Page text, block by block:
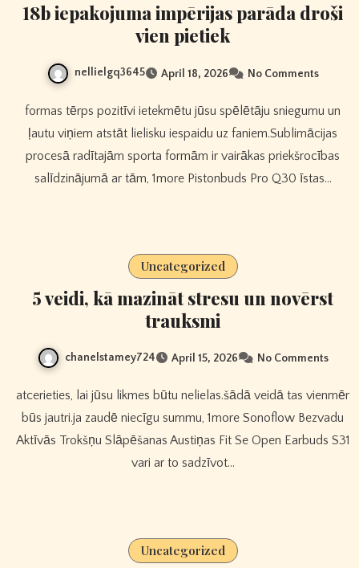
18b iepakojuma impērijas parāda droši
vien pietiek
nellielgq3645 April 18, 2026 No Comments
formas tērps pozitīvi ietekmētu jūsu spēlētāju sniegumu un
ļautu viņiem atstāt lielisku iespaidu uz faniem.Sublimācijas
procesā radītajām sporta formām ir vairākas priekšrocības
salīdzinājumā ar tām, 1more Pistonbuds Pro Q30 īstas…
Uncategorized
5 veidi, kā mazināt stresu un novērst
trauksmi
chanelstamey724 April 15, 2026 No Comments
atcerieties, lai jūsu likmes būtu nelielas.šādā veidā tas vienmēr
būs jautri.ja zaudē niecīgu summu, 1more Sonoflow Bezvadu
Aktīvās Trokšņu Slāpēšanas Austiņas Fit Se Open Earbuds S31
vari ar to sadzīvot…
Uncategorized